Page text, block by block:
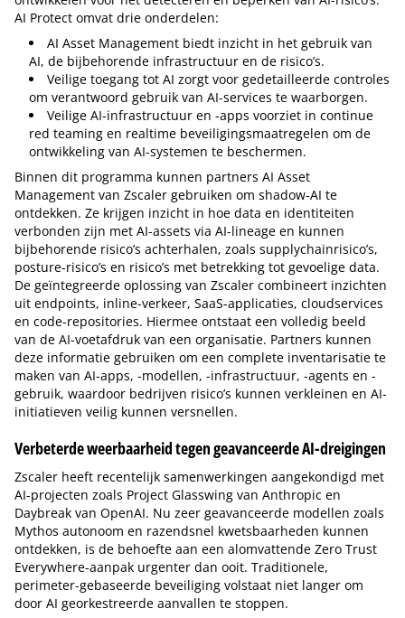
AI Protect omvat drie onderdelen:
AI Asset Management biedt inzicht in het gebruik van
AI, de bijbehorende infrastructuur en de risico’s.
Veilige toegang tot AI zorgt voor gedetailleerde controles
om verantwoord gebruik van AI-services te waarborgen.
Veilige AI-infrastructuur en -apps voorziet in continue
red teaming en realtime beveiligingsmaatregelen om de
ontwikkeling van AI-systemen te beschermen.
Binnen dit programma kunnen partners AI Asset
Management van Zscaler gebruiken om shadow-AI te
ontdekken. Ze krijgen inzicht in hoe data en identiteiten
verbonden zijn met AI-assets via AI-lineage en kunnen
bijbehorende risico’s achterhalen, zoals supplychainrisico’s,
posture-risico’s en risico’s met betrekking tot gevoelige data.
De geïntegreerde oplossing van Zscaler combineert inzichten
uit endpoints, inline-verkeer, SaaS-applicaties, cloudservices
en code-repositories. Hiermee ontstaat een volledig beeld
van de AI-voetafdruk van een organisatie. Partners kunnen
deze informatie gebruiken om een complete inventarisatie te
maken van AI-apps, -modellen, -infrastructuur, -agents en -
gebruik, waardoor bedrijven risico’s kunnen verkleinen en AI-
initiatieven veilig kunnen versnellen.
Verbeterde weerbaarheid tegen geavanceerde AI-dreigingen
Zscaler heeft recentelijk samenwerkingen aangekondigd met
AI-projecten zoals Project Glasswing van Anthropic en
Daybreak van OpenAI. Nu zeer geavanceerde modellen zoals
Mythos autonoom en razendsnel kwetsbaarheden kunnen
ontdekken, is de behoefte aan een alomvattende Zero Trust
Everywhere-aanpak urgenter dan ooit. Traditionele,
perimeter-gebaseerde beveiliging volstaat niet langer om
door AI georkestreerde aanvallen te stoppen.